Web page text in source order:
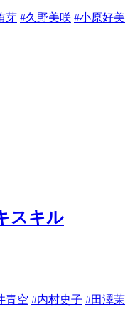
芽 #久野美咲 #小原好美
スキル
青空 #内村史子 #田澤茉